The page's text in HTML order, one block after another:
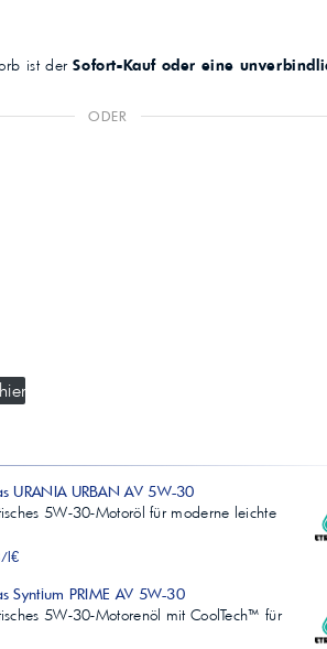
ist derSofort-Kauf oder eine
ODER
URANIA URBAN AV 5W-30
5W-30-Motoröl für moderne leichte
l€
Syntium PRIME AV 5W-30
5W-30-Motorenöl mit CoolTech™ für